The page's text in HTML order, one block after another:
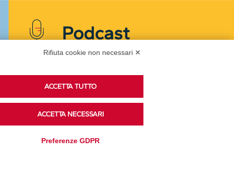
Podcast
Ascolta i podcast di approfondimento di Legacoop
su Spreaker.
Rifiuta cookie non necessari ✕
ACCETTA TUTTO
ACCETTA NECESSARI
Preferenze GDPR